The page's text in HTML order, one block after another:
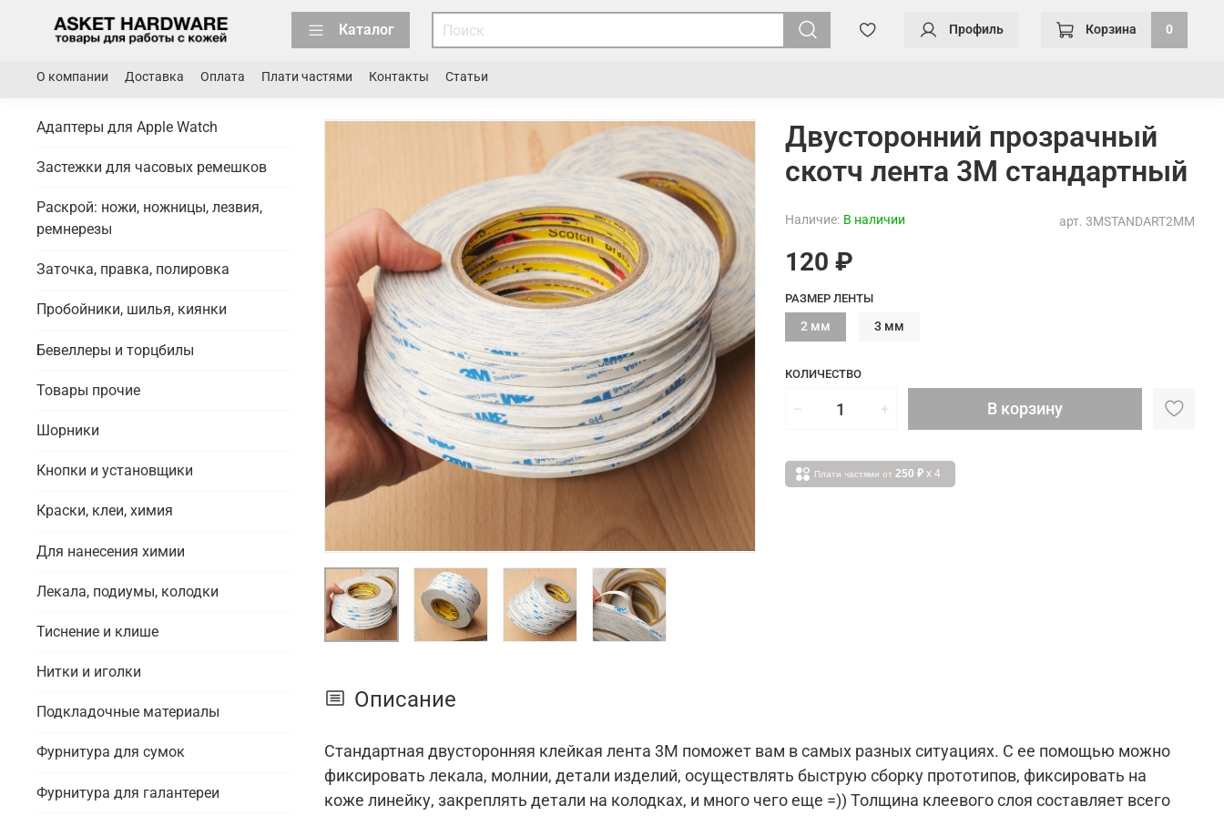
Каталог Профиль Корзина 0
О компании Доставка Оплата Плати частями Контакты Статьи
арт. 3MSTANDART2MM
Наличие: В наличии
Двусторонний прозрачный
скотч лента 3M стандартный
120 ₽
КОЛИЧЕСТВО
В корзину
Плати частями от 250 ₽ x 4
РАЗМЕР ЛЕНТЫ
2 мм 3 мм
Описание
Стандартная двусторонняя клейкая лента 3M поможет вам в самых разных ситуациях. С ее помощью можно
фиксировать лекала, молнии, детали изделий, осуществлять быструю сборку прототипов, фиксировать на
коже линейку, закреплять детали на колодках, и много чего еще =)) Толщина клеевого слоя составляет всего
Адаптеры для Apple Watch
Застежки для часовых ремешков
Раскрой: ножи, ножницы, лезвия,
ремнерезы
Заточка, правка, полировка
Пробойники, шилья, киянки
Бевеллеры и торцбилы
Товары прочие
Шорники
Кнопки и установщики
Краски, клеи, химия
Для нанесения химии
Лекала, подиумы, колодки
Тиснение и клише
Нитки и иголки
Подкладочные материалы
Фурнитура для сумок
Фурнитура для галантереи